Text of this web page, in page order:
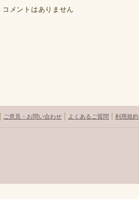
コメントはありません
ご意見・お問い合わせ よくあるご質問 利用規約